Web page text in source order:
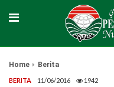
Home Berita
BERITA 11/06/2016 1942